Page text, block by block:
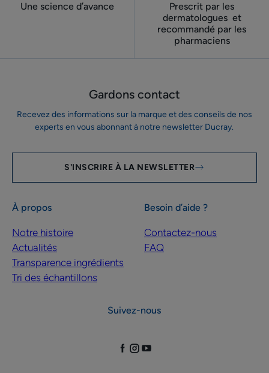
Une science d’avance
Prescrit par les
dermatologues ​ et
recommandé par les
pharmaciens
Gardons contact
Recevez des informations sur la marque et des conseils de nos
experts en vous abonnant à notre newsletter Ducray.
S'INSCRIRE À LA NEWSLETTER
À propos
Notre histoire
Actualités
Transparence ingrédients
Tri des échantillons
Besoin d’aide ?
Contactez-nous
FAQ
Suivez-nous